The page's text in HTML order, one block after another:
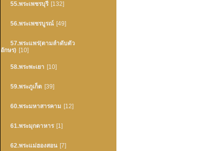
55.พระเพชรบุรี [132]
56.พระเพชรบูรณ์ [49]
57.พระแพร่(ตามลำดับตัว
อักษร) [10]
58.พระพะเยา [10]
59.พระภูเก็ต [39]
60.พระมหาสารคาม [12]
61.พระมุกดาหาร [1]
62.พระแม่ฮองสอน [7]